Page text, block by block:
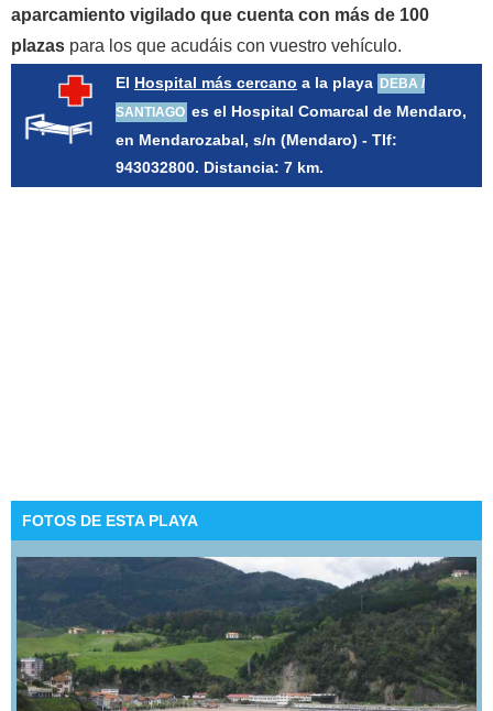
aparcamiento vigilado que cuenta con más de 100
plazas para los que acudáis con vuestro vehículo.
El Hospital más cercano a la playa DEBA /
SANTIAGO es el Hospital Comarcal de Mendaro,
en Mendarozabal, s/n (Mendaro) - Tlf:
943032800. Distancia: 7 km.
FOTOS DE ESTA PLAYA